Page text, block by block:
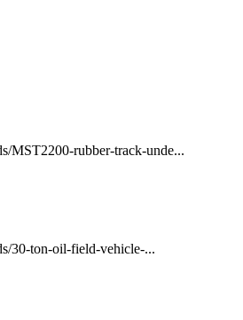
MST2200-rubber-track-unde...
30-ton-oil-field-vehicle-...